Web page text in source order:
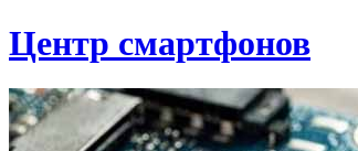
Центр смартфонов